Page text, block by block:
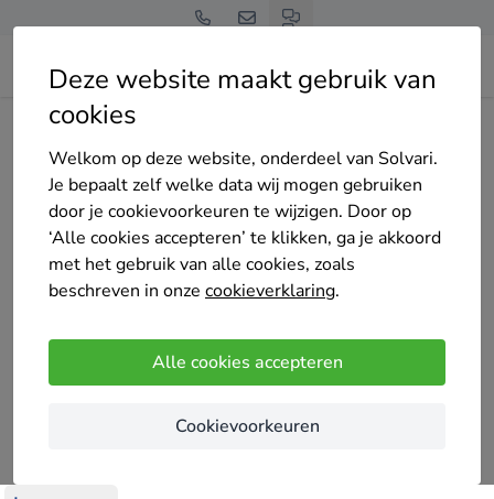
Deze website maakt gebruik van
cookies
Welkom op deze website, onderdeel van Solvari.
Je bepaalt zelf welke data wij mogen gebruiken
door je cookievoorkeuren te wijzigen. Door op
‘Alle cookies accepteren’ te klikken, ga je akkoord
met het gebruik van alle cookies, zoals
beschreven in onze cookieverklaring.
Alle cookies accepteren
Cookievoorkeuren
Home Bedrijven overzicht
Heliovista
duurzaamheid en streven we ernaar om onze